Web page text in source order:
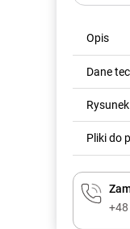
Opis
Dane
Pliki do
+48